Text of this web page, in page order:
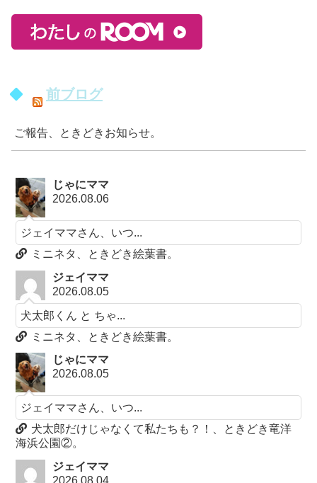
前ブログ
ご報告、ときどきお知らせ。
じゃにママ
2026.08.06
ジェイママさん、いつ...
ミニネタ、ときどき絵葉書。
ジェイママ
2026.08.05
犬太郎くん と ちゃ...
ミニネタ、ときどき絵葉書。
じゃにママ
2026.08.05
ジェイママさん、いつ...
犬太郎だけじゃなくて私たちも？！、ときどき竜洋
海浜公園②。
ジェイママ
2026.08.04